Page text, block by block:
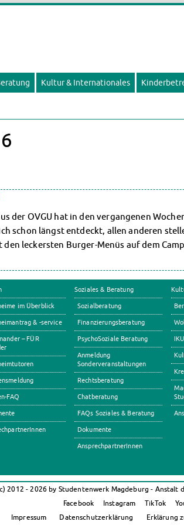
Kultur & Internationales
der OVGU hat in den vergangenen
schon längst entdeckt, allen anderen
leckersten Burger-Menüs auf dem
im Überblick
& -service
– FÜR
FAQ
Soziales & Beratung
Sozialberatung
Finanzierungsberatung
PsychoSoziale Beratung
Anmeldung
Sonderveranstaltungen
Rechtsberatung
Chatberatung
FAQs Soziales & Beratung
Dokumente
AnsprechpartnerInnen
2012 - 2026 by Studentenwerk Magdeburg - Anstalt
Facebook
Instagram TikTok
Impressum
Datenschutzerklärung Erklärung